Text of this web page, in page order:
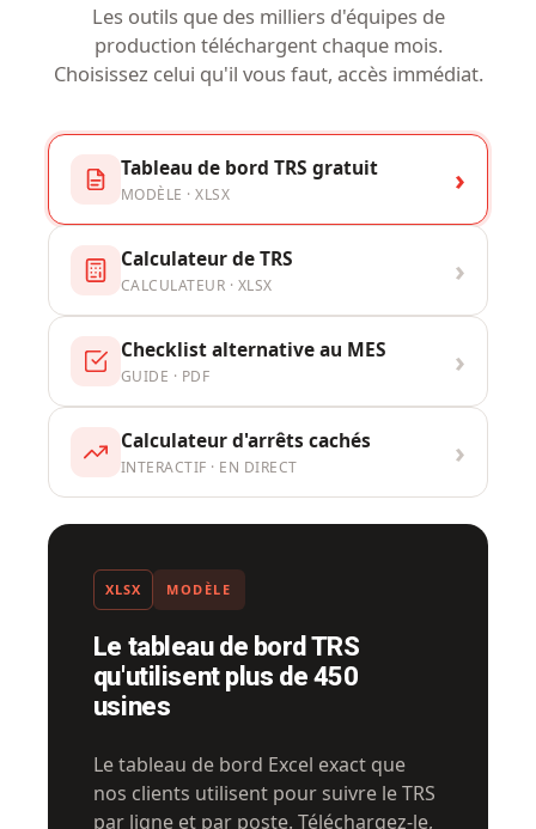
Les outils que des milliers d'équipes de
production téléchargent chaque mois.
Choisissez celui qu'il vous faut, accès immédiat.
Tableau de bord TRS gratuit
MODÈLE · XLSX ›
Calculateur de TRS
CALCULATEUR · XLSX ›
Checklist alternative au MES
GUIDE · PDF ›
Calculateur d'arrêts cachés
INTERACTIF · EN DIRECT ›
XLSX MODÈLE
Le tableau de bord TRS
qu'utilisent plus de 450
usines
Le tableau de bord Excel exact que
nos clients utilisent pour suivre le TRS
par ligne et par poste. Téléchargez-le,